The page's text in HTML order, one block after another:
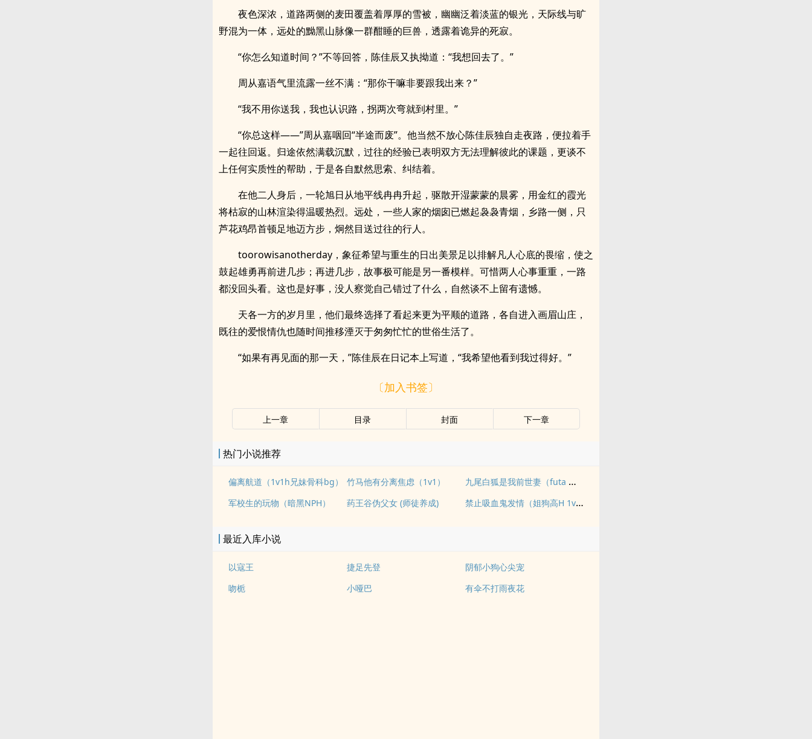
夜色深浓，道路两侧的麦田覆盖着厚厚的雪被，幽幽泛着淡蓝的银光，天际线与旷
野混为一体，远处的黝黑山脉像一群酣睡的巨兽，透露着诡异的死寂。
“你怎么知道时间？”不等回答，陈佳辰又执拗道：“我想回去了。”
周从嘉语气里流露一丝不满：“那你干嘛非要跟我出来？”
“我不用你送我，我也认识路，拐两次弯就到村里。”
“你总这样——”周从嘉咽回“半途而废”。他当然不放心陈佳辰独自走夜路，便拉着手
一起往回返。归途依然满载沉默，过往的经验已表明双方无法理解彼此的课题，更谈不
上任何实质性的帮助，于是各自默然思索、纠结着。
在他二人身后，一轮旭日从地平线冉冉升起，驱散开湿蒙蒙的晨雾，用金红的霞光
将枯寂的山林渲染得温暖热烈。远处，一些人家的烟囱已燃起袅袅青烟，乡路一侧，只
芦花鸡昂首顿足地迈方步，炯然目送过往的行人。
toorowisanotherday，象征希望与重生的日出美景足以排解凡人心底的畏缩，使之
鼓起雄勇再前进几步；再进几步，故事极可能是另一番模样。可惜两人心事重重，一路
都没回头看。这也是好事，没人察觉自己错过了什么，自然谈不上留有遗憾。
天各一方的岁月里，他们最终选择了看起来更为平顺的道路，各自进入画眉山庄，
既往的爱恨情仇也随时间推移湮灭于匆匆忙忙的世俗生活了。
“如果有再见面的那一天，”陈佳辰在日记本上写道，“我希望他看到我过得好。”
〔加入书签〕
上一章 目录 封面 下一章
热门小说推荐
偏离航道（1v1h兄妹骨科bg） 竹马他有分离焦虑（1v1） 九尾白狐是我前世妻（futa 百合）
军校生的玩物（暗黑NPH） 药王谷伪父女 (师徒养成) 禁止吸血鬼发情（姐狗高H 1v1）
最近入库小说
以寇王 捷足先登
阴郁小狗心尖宠
吻栀
小哑巴 有伞不打雨夜花